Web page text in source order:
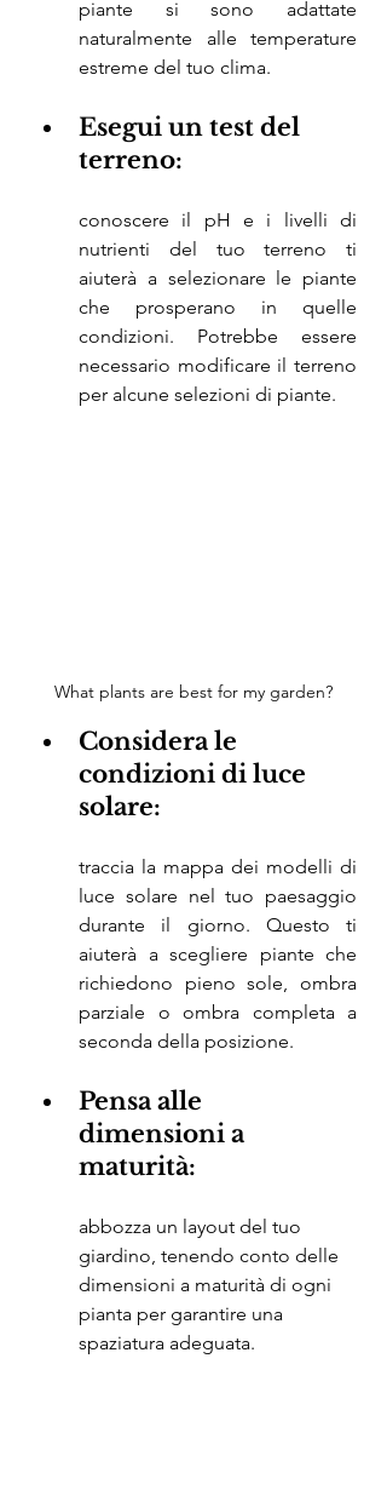
piante si sono adattate
naturalmente alle temperature
estreme del tuo clima.
Esegui un test del
terreno:
conoscere il pH e i livelli di
nutrienti del tuo terreno ti
aiuterà a selezionare le piante
che prosperano in quelle
condizioni. Potrebbe essere
necessario modificare il terreno
per alcune selezioni di piante.
What plants are best for my garden?
Considera le
condizioni di luce
solare:
traccia la mappa dei modelli di
luce solare nel tuo paesaggio
durante il giorno. Questo ti
aiuterà a scegliere piante che
richiedono pieno sole, ombra
parziale o ombra completa a
seconda della posizione.
Pensa alle
dimensioni a
maturità:
abbozza un layout del tuo
giardino, tenendo conto delle
dimensioni a maturità di ogni
pianta per garantire una
spaziatura adeguata.